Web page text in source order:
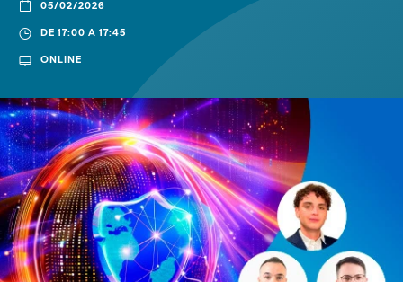
05/02/2026
DE 17:00 A 17:45
ONLINE